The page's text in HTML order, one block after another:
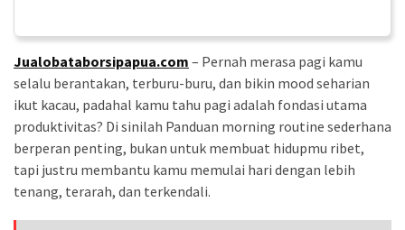
Sehat
Bukan
Karena
Kurang
Berusaha,
Begini
Cara
Jualobataborsipapua.com – Pernah merasa pagi kamu
selalu berantakan, terburu-buru, dan bikin mood seharian
ikut kacau, padahal kamu tahu pagi adalah fondasi utama
produktivitas? Di sinilah Panduan morning routine sederhana
berperan penting, bukan untuk membuat hidupmu ribet,
tapi justru membantu kamu memulai hari dengan lebih
tenang, terarah, dan terkendali.